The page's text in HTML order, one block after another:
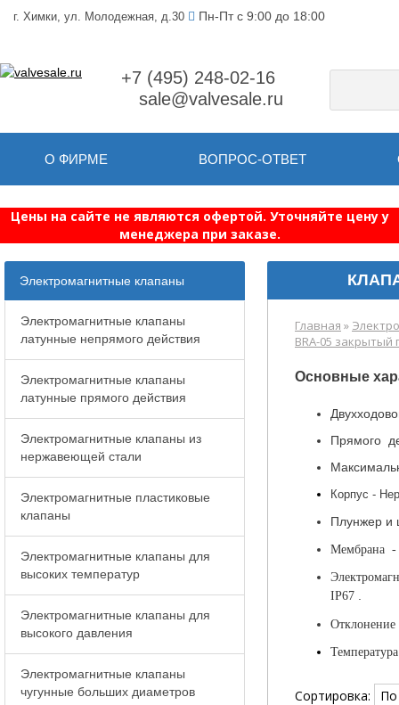
г. Химки, ул. Молодежная, д.30 Пн-Пт с 9:00 до 18:00
+7 (495) 248-02-16
sale@valvesale.ru
О ФИРМЕ ВОПРОС-ОТВЕТ
Цены на сайте не являются офертой. Уточняйте цену у
менеджера при заказе.
Главная »
BRA-05 закрытый
Основные
Прямого
Корпус -
Плунжер и
Мембрана -
IP67
Отклонение
Сортировка:
Электромагнитные клапаны
Электромагнитные клапаны
латунные непрямого действия
Электромагнитные клапаны
латунные прямого действия
Электромагнитные клапаны из
нержавеющей стали
Электромагнитные пластиковые
клапаны
Электромагнитные клапаны для
высоких температур
Электромагнитные клапаны для
высокого давления
Электромагнитные клапаны
чугунные больших диаметров